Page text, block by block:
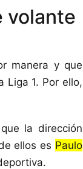
volante
manera y que
Liga 1. Por ello,
la dirección
ellos es Paulo